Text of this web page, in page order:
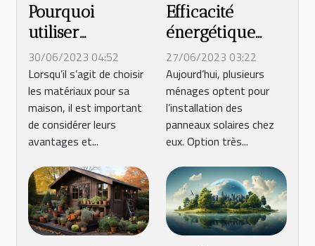
Pourquoi
utiliser
l’aluminium
anodisé dans sa
maison ?
30/06/2023 04:52
Lorsqu’il s’agit de choisir
les matériaux pour sa
maison, il est important
de considérer leurs
avantages et...
Efficacité
énergétique
pour votre
maison :
Pourquoi choisir
d’installer le
panneau solaire
27/06/2023 03:22
Aujourd’hui, plusieurs
ménages optent pour
l’installation des
panneaux solaires chez
eux. Option très...